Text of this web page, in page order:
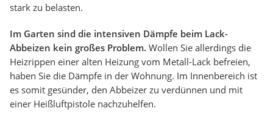
stark zu belasten.
Im Garten sind die intensiven Dämpfe beim Lack-
Abbeizen kein großes Problem. Wollen Sie allerdings die
Heizrippen einer alten Heizung vom Metall-Lack befreien,
haben Sie die Dämpfe in der Wohnung. Im Innenbereich ist
es somit gesünder, den Abbeizer zu verdünnen und mit
einer Heißluftpistole nachzuhelfen.